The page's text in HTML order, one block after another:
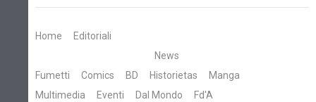
Home
Editoriali
News
Fumetti
Comics BD Historietas
Manga
Multimedia
Eventi Dal Mondo Fd'A